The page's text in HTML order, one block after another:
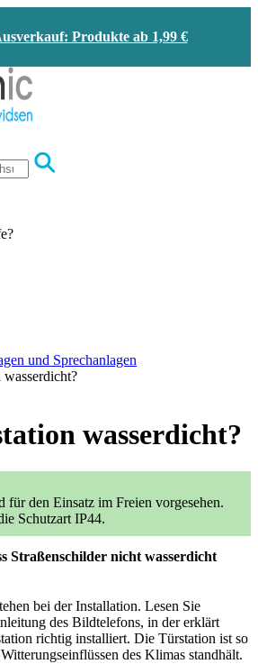
Produkte ab 1,99 €
und Sprechanlagen
wasserdicht?
für den Einsatz im Freien vorgesehen.
Schutzart IP44.
Straßenschilder nicht wasserdicht
bei der Installation. Lesen Sie
des Bildtelefons, in der erklärt
richtig installiert. Die Türstation ist so
des Klimas standhält.